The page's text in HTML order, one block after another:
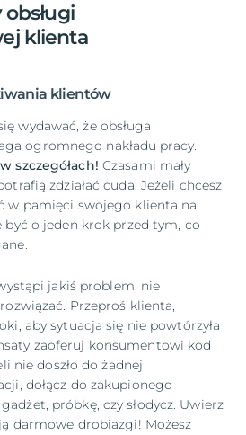
klienta
klientów
wydawać, że obsługa
ogromnego nakładu pracy.
szczegółach! Czasami mały
zdziałać cuda. Jeżeli chcesz
w pamięci swojego klienta na
być o jeden krok przed tym, co
jakiś problem, nie
Przeproś klienta,
aby sytuacja się nie powtórzyła
zaoferuj konsumentowi kod
nie doszło do żadnej
dołącz do zakupionego
próbkę, czy słodycz. Uwierz
darmowe drobiazgi! Możesz